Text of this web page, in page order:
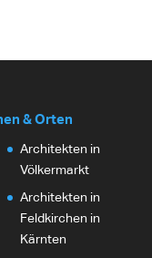
& Orten
Architekten in
Völkermarkt
Architekten in
Feldkirchen in
Kärnten